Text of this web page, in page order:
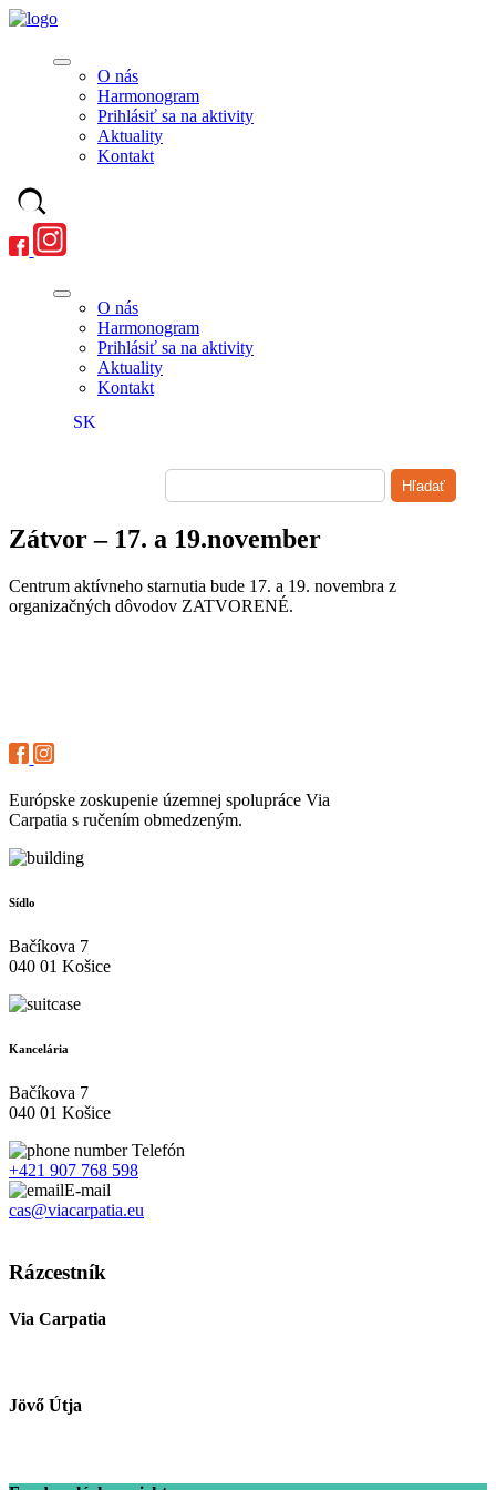
O nás
Harmonogram
Prihlásiť sa na aktivity
Aktuality
Kontakt
O nás
Harmonogram
Prihlásiť sa na aktivity
Aktuality
Kontakt
SK
Zátvor – 17. a 19.november
Centrum aktívneho starnutia bude 17. a 19. novembra z
organizačných dôvodov ZATVORENÉ.
Európske zoskupenie územnej spolupráce Via
Carpatia s ručením obmedzeným.
Sídlo
Bačíkova 7
040 01 Košice
Kancelária
Bačíkova 7
040 01 Košice
Telefón
+421 907 768 598
E-mail
cas@viacarpatia.eu
Rázcestník
Via Carpatia
Jövő Útja